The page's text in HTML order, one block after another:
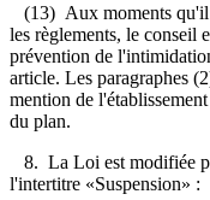
(13) Aux moments qu'il
les règlements, le conseil
prévention de
article. Les paragraphes
mention de
du plan.
8. La Loi est modifiée
l'intertitre «Suspension» :